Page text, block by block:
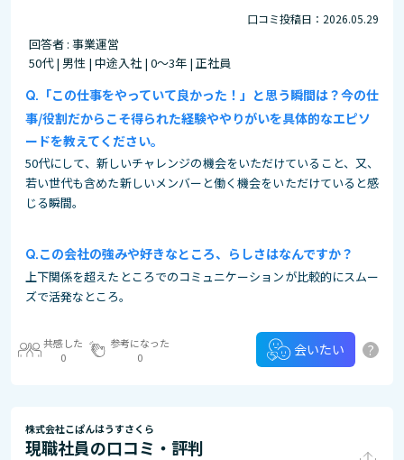
口コミ投稿日：2026.05.29
回答者 : 事業運営
50代 | 男性 | 中途入社 | 0～3年 | 正社員
「この仕事をやっていて良かった！」と思う瞬間は？今の仕
事/役割だからこそ得られた経験ややりがいを具体的なエピソ
ードを教えてください。
50代にして、新しいチャレンジの機会をいただけていること、又、
若い世代も含めた新しいメンバーと働く機会をいただけていると感
じる瞬間。
この会社の強みや好きなところ、らしさはなんですか？
上下関係を超えたところでのコミュニケーションが比較的にスムー
ズで活発なところ。
共感した
0
参考になった
0
会いたい ?
株式会社こぱんはうすさくら
現職社員の口コミ・評判